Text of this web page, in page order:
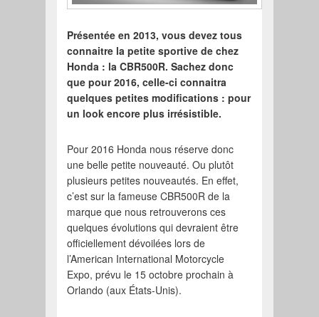
Présentée en 2013, vous devez tous
connaitre la petite sportive de chez
Honda : la CBR500R. Sachez donc
que pour 2016, celle-ci connaitra
quelques petites modifications : pour
un look encore plus irrésistible.
Pour 2016 Honda nous réserve donc
une belle petite nouveauté. Ou plutôt
plusieurs petites nouveautés. En effet,
c’est sur la fameuse CBR500R de la
marque que nous retrouverons ces
quelques évolutions qui devraient être
officiellement dévoilées lors de
l’American International Motorcycle
Expo, prévu le 15 octobre prochain à
Orlando (aux États-Unis).